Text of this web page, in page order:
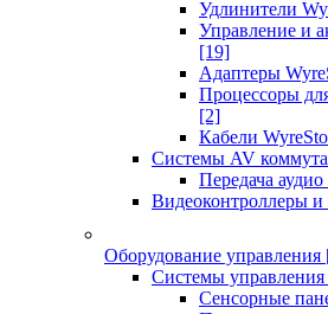
Удлинители
Управление и
[19]
Адаптеры
Процессоры
[2]
Кабели
Системы AV
Передача
Видеоконтроллеры
Оборудование управления
Системы управления
Сенсорные